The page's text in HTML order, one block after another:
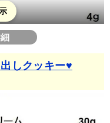
しクッキー♥